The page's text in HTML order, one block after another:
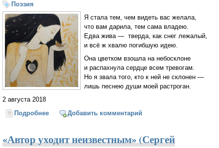
Поэзия
Я стала тем, чем видеть вас желала,
что вам дарила, тем сама владею.
Едва жива — тверда, как снег лежалый,
и всё ж хвалю погибшую идею.
Она цветком взошла на небосклоне
и распахнула сердце всем тревогам.
Но я звала того, кто к ней не склонен —
лишь песнею души моей растроган.
2 августа 2018
Подробнее о Я стала тем, чем видеть вас желала...
Добавить комментарий
«Автор уходит неизвестным» (Сергей